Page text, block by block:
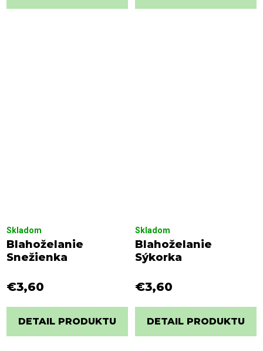
Blahoželanie
Snežienka
Skladom
€3,60
DETAIL PRODUKTU
Blahoželanie
Sýkorka
Skladom
€3,60
DETAIL PRODUKTU